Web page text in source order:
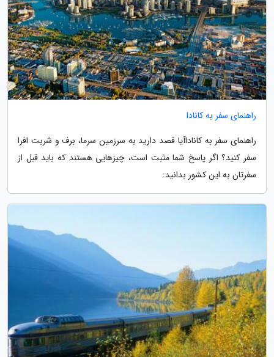
راهنمای سفر به کانادا
راهنمای سفر به کاناداآیا قصد دارید به سرزمین سرما، برف و شربت افرا
سفر کنید؟ اگر پاسخ شما مثبت است، چیزهایی هستند که باید قبل از
سفرتان به این کشور بدانید: